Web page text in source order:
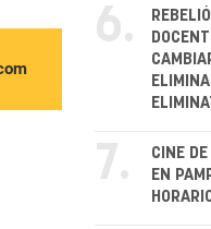
6.
7.
CINE
EN